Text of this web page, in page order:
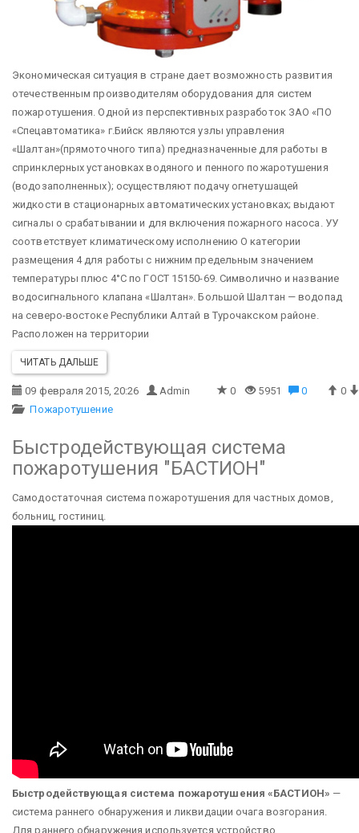
Экономическая ситуация в стране дает возможность развития
отечественным производителям оборудования для систем
пожаротушения. Одной из перспективных разработок ЗАО «ПО
«Спецавтоматика» г.Бийск являются узлы управления
«Шалтан»(прямоточного типа) предназначенные для работы в
спринклерных установках водяного и пенного пожаротушения
(водозаполненных); осуществляют подачу огнетушащей
жидкости в стационарных автоматических установках; выдают
сигналы о срабатывании и для включения пожарного насоса. УУ
соответствует климатическому исполнению О категории
размещения 4 для работы с нижним предельным значением
температуры плюс 4°С по ГОСТ 15150-69. Символично и название
водосигнального клапана «Шалтан». Большой Шалтан — водопад
на северо-востоке Республики Алтай в Турочакском районе.
Расположен на территории
ЧИТАТЬ ДАЛЬШЕ
09 февраля 2015, 20:26 Admin 0 5951 0
0
Пожаротушение
Быстродействующая система
пожаротушения "БАСТИОН"
Самодостаточная система пожаротушения для частных домов,
больниц, гостиниц.
Быстродействующая система пожаротушения «БАСТИОН» —
система раннего обнаружения и ликвидации очага возгорания.
Для раннего обнаружения используется устройство